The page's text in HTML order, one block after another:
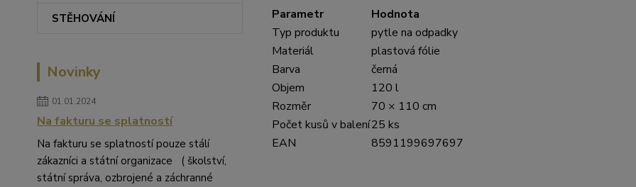
STĚHOVÁNÍ
Novinky
01.01.2024
Na fakturu se splatností
Na fakturu se splatností pouze stálí
zákazníci a státní organizace ( školství,
státní správa, ozbrojené a záchranné
Parametr
Hodnota
Typ produktu
pytle na odpadky
Materiál
plastová fólie
Barva
černá
Objem
120 l
Rozměr
70 × 110 cm
Počet kusů v balení25 ks
EAN
8591199697697